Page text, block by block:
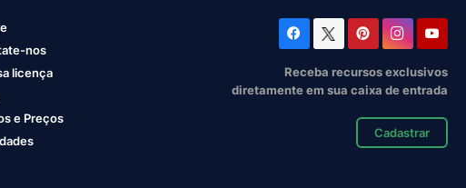
nos
licença
e Preços
Receba recursos exclusivos
diretamente em sua caixa de entrada
Cadastrar